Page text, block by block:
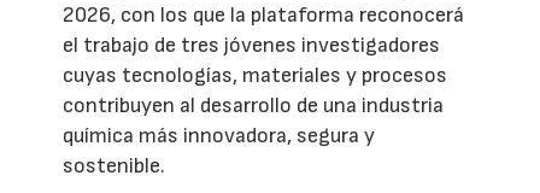
2026, con los que la plataforma reconocerá
el trabajo de tres jóvenes investigadores
cuyas tecnologías, materiales y procesos
contribuyen al desarrollo de una industria
química más innovadora, segura y
sostenible.